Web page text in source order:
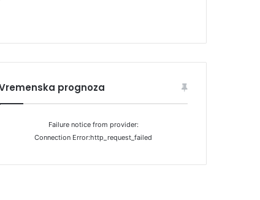
prognoza
Failure notice from provider:
Connection Error:http_request_failed